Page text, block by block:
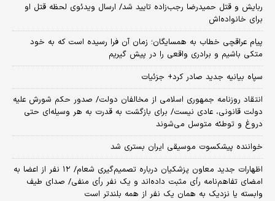
ربایش و قتل حمیدرضا رجب‌زاده تایید شد/ ارسال ویدئوی لحظه قتل او
برای خانواده‌اش
پیام عراقچی خطاب به همسایگان؛ زمان آن فرا رسیده است که به خود
متکی باشیم و برادری واقعی را در پیش گیریم
سپاه بیانیه جدید صادر کرد+ جزئیات
انتقاد روزنامه جمهوری اسلامی از مخالفان دولت/ صدور حکم شورش علیه
دولت قانونی، عادی نیست/ برای بازگشت به قدرت به هر وسیله‌ای حتی
دروغ و توطئه متوسل می‌شوند
خواننده پیشکسوت موسیقی ایران بستری شد
اظهارات جدید معاون پزشکیان درباره تصمیم‌گیری شعام/ ۱۲ نفر از اعضا به
امضای تفاهم‌نامه رأی مثبت داده‌اند و یک نفر رأی منفی/ صدای طیف
وابسته یا نزدیک به همان یک نفر از همه بلندتر است